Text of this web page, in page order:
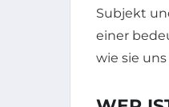
Subjekt
einer
wie sie